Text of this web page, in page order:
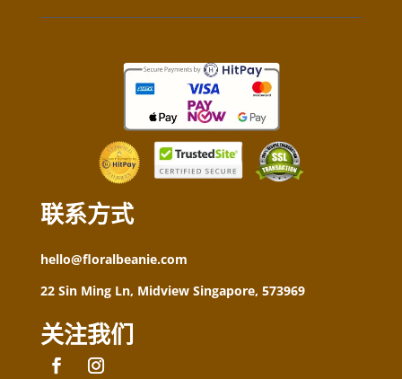
联系方式
hello@floralbeanie.com
22 Sin Ming Ln, Midview Singapore, 573969
关注我们